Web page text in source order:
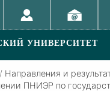
УНИВЕРСИТЕТ
/ Направления и
ПНИЭР по